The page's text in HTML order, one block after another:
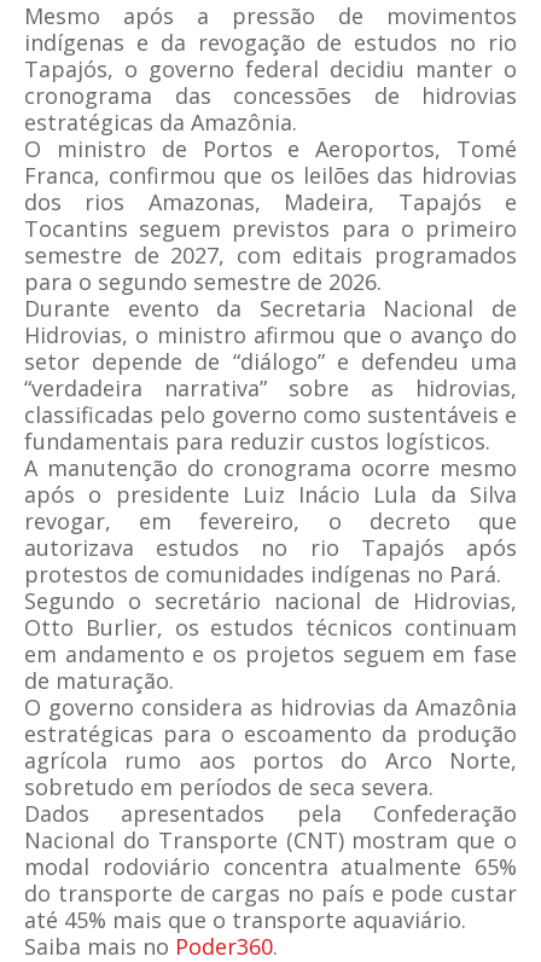
Mesmo após a pressão de movimentos
indígenas e da revogação de estudos no rio
Tapajós, o governo federal decidiu manter o
cronograma das concessões de hidrovias
estratégicas da Amazônia.
O ministro de Portos e Aeroportos, Tomé
Franca, confirmou que os leilões das hidrovias
dos rios Amazonas, Madeira, Tapajós e
Tocantins seguem previstos para o primeiro
semestre de 2027, com editais programados
para o segundo semestre de 2026.
Durante evento da Secretaria Nacional de
Hidrovias, o ministro afirmou que o avanço do
setor depende de “diálogo” e defendeu uma
“verdadeira narrativa” sobre as hidrovias,
classificadas pelo governo como sustentáveis e
fundamentais para reduzir custos logísticos.
A manutenção do cronograma ocorre mesmo
após o presidente Luiz Inácio Lula da Silva
revogar, em fevereiro, o decreto que
autorizava estudos no rio Tapajós após
protestos de comunidades indígenas no Pará.
Segundo o secretário nacional de Hidrovias,
Otto Burlier, os estudos técnicos continuam
em andamento e os projetos seguem em fase
de maturação.
O governo considera as hidrovias da Amazônia
estratégicas para o escoamento da produção
agrícola rumo aos portos do Arco Norte,
sobretudo em períodos de seca severa.
Dados apresentados pela Confederação
Nacional do Transporte (CNT) mostram que o
modal rodoviário concentra atualmente 65%
do transporte de cargas no país e pode custar
até 45% mais que o transporte aquaviário.
Saiba mais no Poder360.